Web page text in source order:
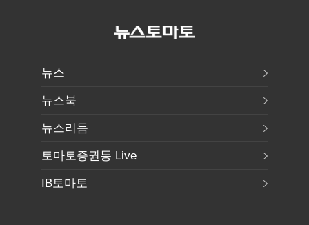
비용부터 챙긴다
뉴스
뉴스북
뉴스리듬
토마토증권통 Live
IB토마토